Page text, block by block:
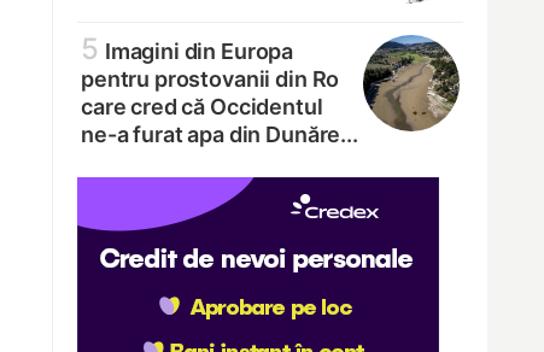
5 Imagini din Europa
pentru prostovanii din Ro
care cred că Occidentul
ne-a furat apa din Dunăre...